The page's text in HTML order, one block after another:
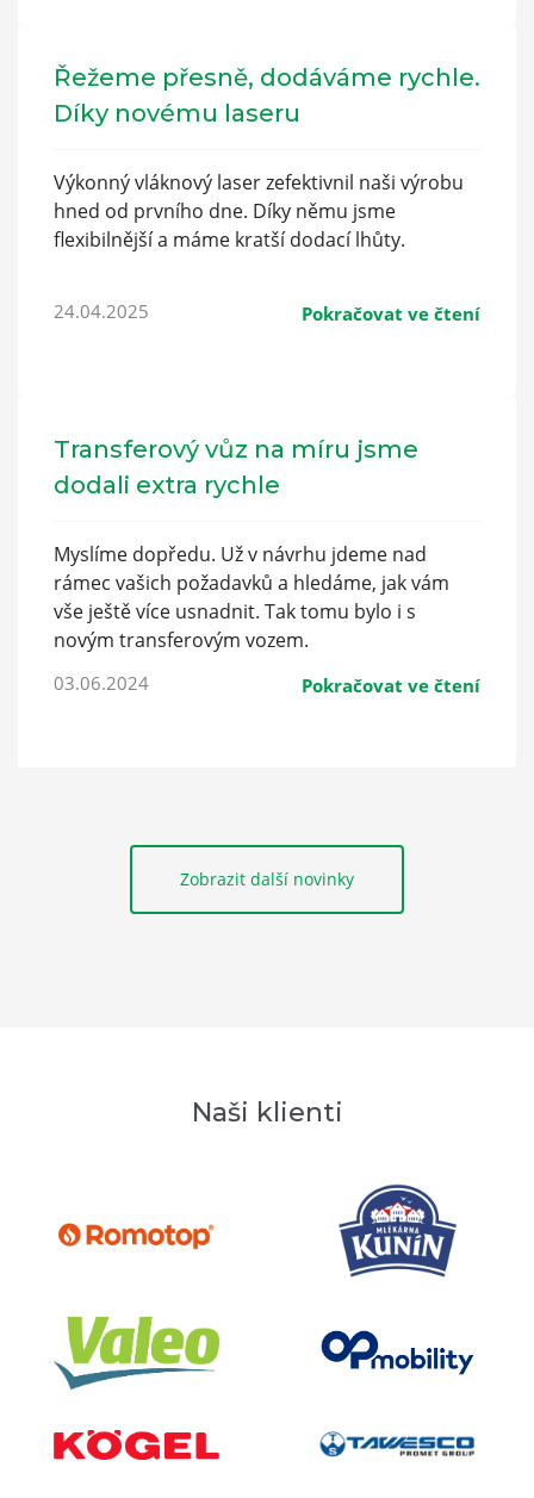
Řežeme přesně, dodáváme rychle.
Díky novému laseru
Výkonný vláknový laser zefektivnil naši výrobu
hned od prvního dne. Díky němu jsme
flexibilnější a máme kratší dodací lhůty.
24.04.2025 Pokračovat ve čtení
Transferový vůz na míru jsme
dodali extra rychle
Myslíme dopředu. Už v návrhu jdeme nad
rámec vašich požadavků a hledáme, jak vám
vše ještě více usnadnit. Tak tomu bylo i s
novým transferovým vozem.
03.06.2024 Pokračovat ve čtení
Zobrazit další novinky
Naši klienti